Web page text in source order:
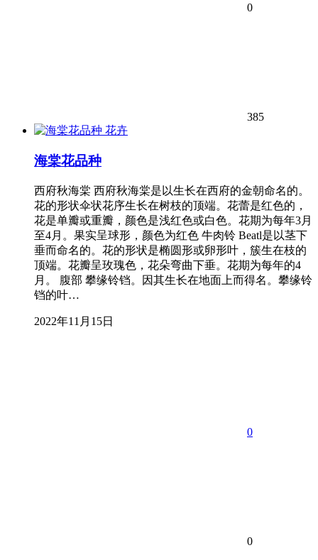
0
385
花卉
海棠花品种
西府秋海棠 西府秋海棠是以生长在西府的金朝命名的。
花的形状伞状花序生长在树枝的顶端。花蕾是红色的，
花是单瓣或重瓣，颜色是浅红色或白色。花期为每年3月
至4月。果实呈球形，颜色为红色 牛肉铃 Beatl是以茎下
垂而命名的。花的形状是椭圆形或卵形叶，簇生在枝的
顶端。花瓣呈玫瑰色，花朵弯曲下垂。花期为每年的4
月。 腹部 攀缘铃铛。因其生长在地面上而得名。攀缘铃
铛的叶…
2022年11月15日
0
0